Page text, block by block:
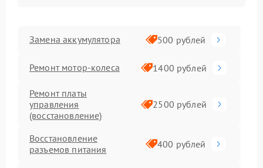
Замена аккумулятора 500 рублей
Ремонт мотор-колеса 1400 рублей
Ремонт платы
управления
(восстановление)
2500 рублей
Восстановление
разъемов питания
400 рублей